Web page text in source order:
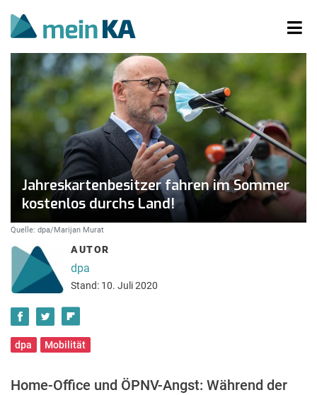
Jahreskartenbesitzer fahren im Sommer
kostenlos durchs Land!
Quelle: dpa/Marijan Murat
AUTOR
dpa
Stand: 10. Juli 2020
dpa Mobilität
Home-Office und ÖPNV-Angst: Während der